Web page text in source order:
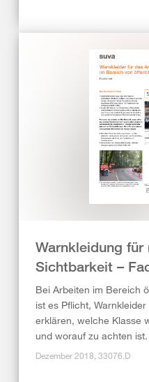
Warnkleidung für
Sichtbarkeit –
Bei Arbeiten im Bereich
ist es Pflicht,
erklären, welche Klasse
und worauf zu achten ist.
Dezember 2018, 33076.D